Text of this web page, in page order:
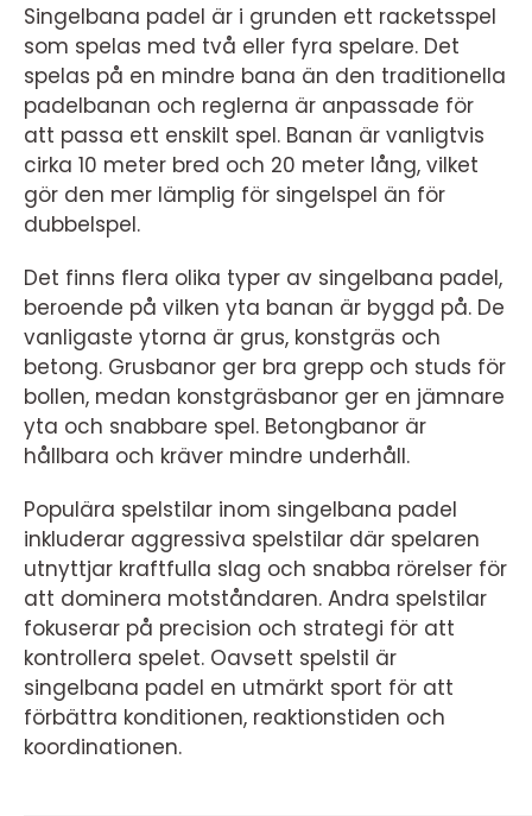
Singelbana padel är i grunden ett racketsspel
som spelas med två eller fyra spelare. Det
spelas på en mindre bana än den traditionella
padelbanan och reglerna är anpassade för
att passa ett enskilt spel. Banan är vanligtvis
cirka 10 meter bred och 20 meter lång, vilket
gör den mer lämplig för singelspel än för
dubbelspel.
Det finns flera olika typer av singelbana padel,
beroende på vilken yta banan är byggd på. De
vanligaste ytorna är grus, konstgräs och
betong. Grusbanor ger bra grepp och studs för
bollen, medan konstgräsbanor ger en jämnare
yta och snabbare spel. Betongbanor är
hållbara och kräver mindre underhåll.
Populära spelstilar inom singelbana padel
inkluderar aggressiva spelstilar där spelaren
utnyttjar kraftfulla slag och snabba rörelser för
att dominera motståndaren. Andra spelstilar
fokuserar på precision och strategi för att
kontrollera spelet. Oavsett spelstil är
singelbana padel en utmärkt sport för att
förbättra konditionen, reaktionstiden och
koordinationen.